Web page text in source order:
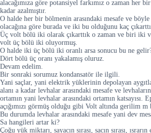
alacağımıza göre potansiyel farkımız o zaman her
kadar azalmıştır.
O halde her bir bölmenin arasındaki mesafe ve
olacağına göre burada ve iki bu olduğunu kaç
Üç volt bölü iki olarak çıkarttık o zaman ve biri iki
volt üç bölü iki oluyormuş.
O halde iki üç bölü iki oranlı arsa sonucu bu ne
Dört bölü üç oranı yakalamış oluruz.
Devam edelim.
Bir sonraki sorumuz kondansatör ile ilgili.
Yani saçlar, yani elektrik yüklerinin depolayan
alanı a kadar levhalar arasındaki mesafe ve
ortamın yani levhalar arasındaki ortamın katsayısı.
açığımızı görmüş olduğu gibi Volt altında gerilim m
Bu durumda levhalar arasındaki mesafe yani dev
Sa hangileri artar ki?
Çoğu yük miktarı, sayacın sırası, sacın sırası,